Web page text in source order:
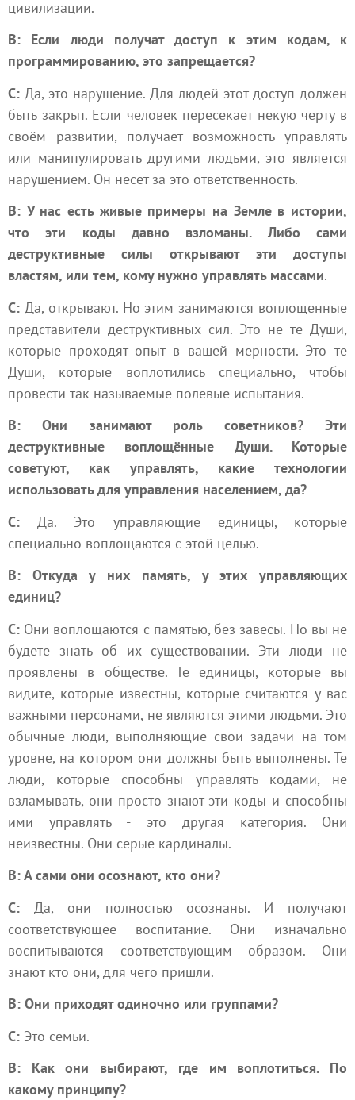
цивилизации.
В: Если люди получат доступ к этим кодам, к
программированию, это запрещается?
С: Да, это нарушение. Для людей этот доступ должен
быть закрыт. Если человек пересекает некую черту в
своём развитии, получает возможность управлять
или манипулировать другими людьми, это является
нарушением. Он несет за это ответственность.
В: У нас есть живые примеры на Земле в истории,
что эти коды давно взломаны. Либо сами
деструктивные силы открывают эти доступы
властям, или тем, кому нужно управлять массами.
С: Да, открывают. Но этим занимаются воплощенные
представители деструктивных сил. Это не те Души,
которые проходят опыт в вашей мерности. Это те
Души, которые воплотились специально, чтобы
провести так называемые полевые испытания.
В: Они занимают роль советников? Эти
деструктивные воплощённые Души. Которые
советуют, как управлять, какие технологии
использовать для управления населением, да?
С: Да. Это управляющие единицы, которые
специально воплощаются с этой целью.
В: Откуда у них память, у этих управляющих
единиц?
С: Они воплощаются с памятью, без завесы. Но вы не
будете знать об их существовании. Эти люди не
проявлены в обществе. Те единицы, которые вы
видите, которые известны, которые считаются у вас
важными персонами, не являются этими людьми. Это
обычные люди, выполняющие свои задачи на том
уровне, на котором они должны быть выполнены. Те
люди, которые способны управлять кодами, не
взламывать, они просто знают эти коды и способны
ими управлять - это другая категория. Они
неизвестны. Они серые кардиналы.
В: А сами они осознают, кто они?
С: Да, они полностью осознаны. И получают
соответствующее воспитание. Они изначально
воспитываются соответствующим образом. Они
знают кто они, для чего пришли.
В: Они приходят одиночно или группами?
С: Это семьи.
В: Как они выбирают, где им воплотиться. По
какому принципу?